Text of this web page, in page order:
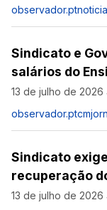
observador.pt
Sindicato e
salários do
13 de julho de 2026
observador.pt
Sindicato
recuperação
13 de julho de 2026